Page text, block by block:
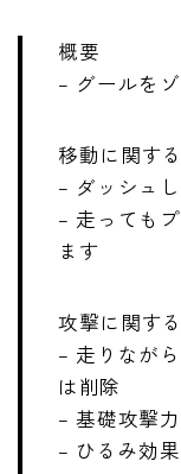
概要
– グールを
移動に関す
– ダッシュ
– 走っても
ます
攻撃に関す
– 走りなが
は削除
– 基礎攻撃
– ひるみ効